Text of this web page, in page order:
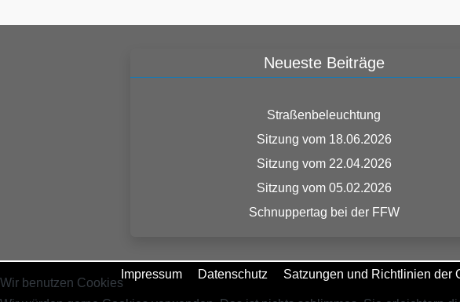
Neueste Beiträge
Straßenbeleuchtung
Sitzung vom 18.06.2026
Sitzung vom 22.04.2026
Sitzung vom 05.02.2026
Schnuppertag bei der FFW
Impressum Datenschutz Satzungen und Richtlinien der
Wir benutzen Cookies